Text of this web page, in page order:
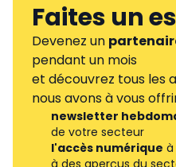
Faites un
Devenez un
pendant un mois
et découvrez tous les
nous avons à vous
newsletter
de votre secteur
l'accès numérique à